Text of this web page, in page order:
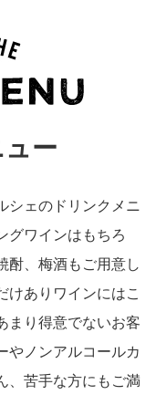
ュー
シェのドリンクメニ
グワインはもちろ
酎、梅酒もご用意し
けありワインにはこ
まり得意でないお客
やノンアルコールカ
、苦手な方にもご満